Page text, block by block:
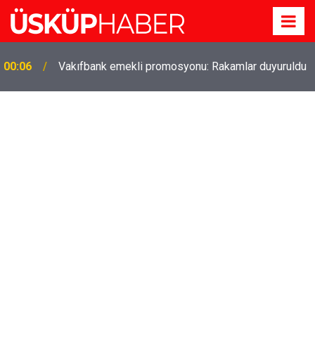
00:06 Vakıfbank emekli promosyonu: Rakamlar duyuruldu
19:21
Gözde oldu! Hem köy hem mahalle hayatı iç içe!
İzmir'deki doğal semt